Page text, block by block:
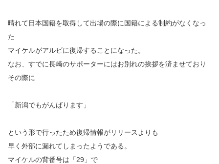
晴れて日本国籍を取得して出場の際に国籍による制約がなくなっ
た
マイケルがアルビに復帰することになった。
なお、すでに長崎のサポーターにはお別れの挨拶を済ませており
その際に
「新潟でもがんばります」
という形で行ったため復帰情報がリリースよりも
早く外部に漏れてしまったようである。
マイケルの背番号は「29」で